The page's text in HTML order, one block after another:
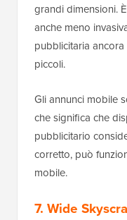
grandi dimensioni.
anche meno
pubblicitaria
piccoli.
Gli annunci mobile
che significa che
pubblicitario
corretto, può
mobile.
7. Wide